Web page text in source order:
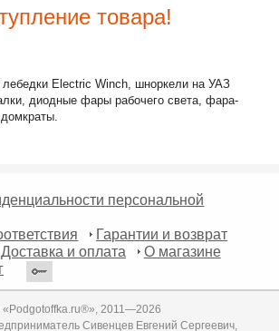
товара!
лебедки Electric Winch, шноркели на УАЗ
диодные фары рабочего света, фара-
персональной
Гарантии и возврат
Доставка и оплата
О магазине
«Podgotoffka.ru®», 2011—2026
Сивенцев Евгений Сергеевич,